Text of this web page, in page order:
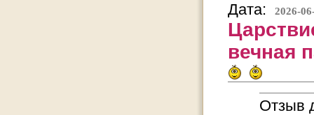
Дата:
2026-
вечная
Отзыв